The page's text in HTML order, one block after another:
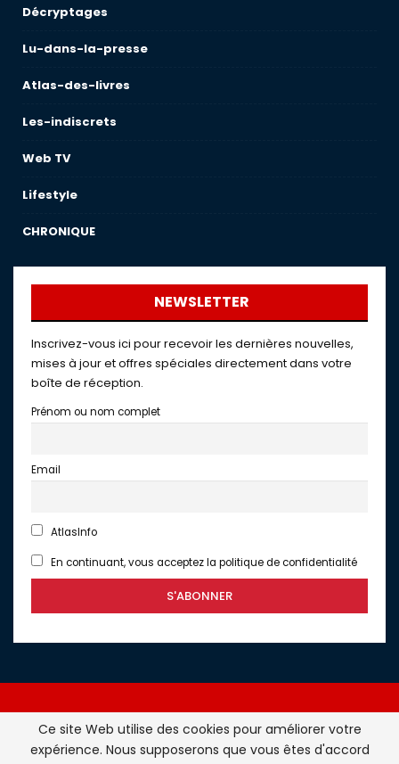
Décryptages
Lu-dans-la-presse
Atlas-des-livres
Les-indiscrets
Web TV
Lifestyle
CHRONIQUE
NEWSLETTER
Inscrivez-vous ici pour recevoir les dernières nouvelles,
mises à jour et offres spéciales directement dans votre
boîte de réception.
Prénom ou nom complet
Email
AtlasInfo
En continuant, vous acceptez la politique de confidentialité
Atlasinfo.fr : l'essentiel de l'actualité de la France et du
Ce site Web utilise des cookies pour améliorer votre
expérience. Nous supposerons que vous êtes d'accord